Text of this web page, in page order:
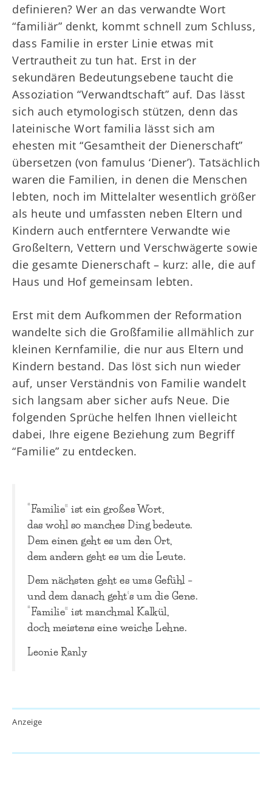
definieren? Wer an das verwandte Wort
“familiär” denkt, kommt schnell zum Schluss,
dass Familie in erster Linie etwas mit
Vertrautheit zu tun hat. Erst in der
sekundären Bedeutungsebene taucht die
Assoziation “Verwandtschaft” auf. Das lässt
sich auch etymologisch stützen, denn das
lateinische Wort familia lässt sich am
ehesten mit “Gesamtheit der Dienerschaft”
übersetzen (von famulus ‘Diener’). Tatsächlich
waren die Familien, in denen die Menschen
lebten, noch im Mittelalter wesentlich größer
als heute und umfassten neben Eltern und
Kindern auch entferntere Verwandte wie
Großeltern, Vettern und Verschwägerte sowie
die gesamte Dienerschaft – kurz: alle, die auf
Haus und Hof gemeinsam lebten.
Erst mit dem Aufkommen der Reformation
wandelte sich die Großfamilie allmählich zur
kleinen Kernfamilie, die nur aus Eltern und
Kindern bestand. Das löst sich nun wieder
auf, unser Verständnis von Familie wandelt
sich langsam aber sicher aufs Neue. Die
folgenden Sprüche helfen Ihnen vielleicht
dabei, Ihre eigene Beziehung zum Begriff
“Familie” zu entdecken.
“Familie” ist ein großes Wort,
das wohl so manches Ding bedeute.
Dem einen geht es um den Ort,
dem andern geht es um die Leute.
Dem nächsten geht es ums Gefühl –
und dem danach geht’s um die Gene.
“Familie” ist manchmal Kalkül,
doch meistens eine weiche Lehne.
Leonie Ranly
Anzeige